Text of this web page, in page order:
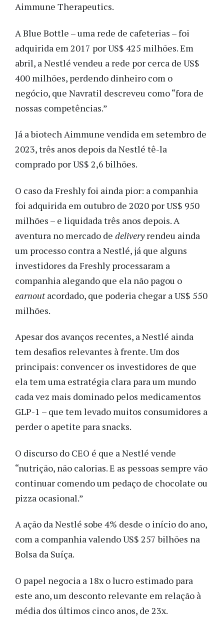
Aimmune Therapeutics.
A Blue Bottle – uma rede de cafeterias – foi
adquirida em 2017 por US$ 425 milhões. Em
abril, a Nestlé vendeu a rede por cerca de US$
400 milhões, perdendo dinheiro com o
negócio, que Navratil descreveu como “fora de
nossas competências.”
Já a biotech Aimmune vendida em setembro de
2023, três anos depois da Nestlé tê-la
comprado por US$ 2,6 bilhões.
O caso da Freshly foi ainda pior: a companhia
foi adquirida em outubro de 2020 por US$ 950
milhões – e liquidada três anos depois. A
aventura no mercado de deliveryrendeu ainda
um processo contra a Nestlé, já que alguns
investidores da Freshly processaram a
companhia alegando que ela não pagou o
earnoutacordado, que poderia chegar a US$ 550
milhões.
Apesar dos avanços recentes, a Nestlé ainda
tem desafios relevantes à frente. Um dos
principais: convencer os investidores de que
ela tem uma estratégia clara para um mundo
cada vez mais dominado pelos medicamentos
GLP-1 – que tem levado muitos consumidores a
perder o apetite para snacks.
O discurso do CEO é que a Nestlé vende
“nutrição, não calorias. E as pessoas sempre vão
continuar comendo um pedaço de chocolate ou
pizza ocasional.”
A ação da Nestlé sobe 4% desde o início do ano,
com a companhia valendo US$ 257 bilhões na
Bolsa da Suíça.
O papel negocia a 18x o lucro estimado para
este ano, um desconto relevante em relação à
média dos últimos cinco anos, de 23x.